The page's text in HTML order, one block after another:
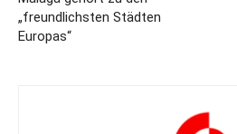
„freundlichsten Städten
Europas“